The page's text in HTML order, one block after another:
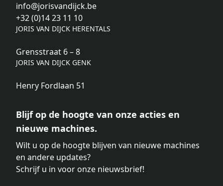
info@jorisvandijck.be
+32 (0)14 23 11 10
JORIS VAN DIJCK HERENTALS
Grensstraat 6 – 8
JORIS VAN DIJCK GENK
Henry Fordlaan 51
Blijf op de hoogte van onze acties en
nieuwe machines.
Wilt u op de hoogte blijven van nieuwe machines
en andere updates?
Schrijf u in voor onze nieuwsbrief!